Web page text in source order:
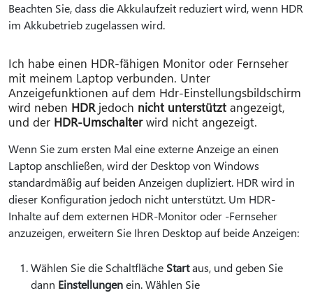
Beachten Sie, dass die Akkulaufzeit reduziert wird, wenn HDR
im Akkubetrieb zugelassen wird.
Ich habe einen HDR-fähigen Monitor oder Fernseher
mit meinem Laptop verbunden. Unter
Anzeigefunktionen auf dem Hdr-Einstellungsbildschirm
wird neben HDRjedoch nicht unterstützt angezeigt,
und der HDR-Umschalterwird nicht angezeigt.
Wenn Sie zum ersten Mal eine externe Anzeige an einen
Laptop anschließen, wird der Desktop von Windows
standardmäßig auf beiden Anzeigen dupliziert. HDR wird in
dieser Konfiguration jedoch nicht unterstützt. Um HDR-
Inhalte auf dem externen HDR-Monitor oder -Fernseher
anzuzeigen, erweitern Sie Ihren Desktop auf beide Anzeigen:
Wählen Sie die Schaltfläche Startaus, und geben Sie
dann Einstellungenein. Wählen Sie